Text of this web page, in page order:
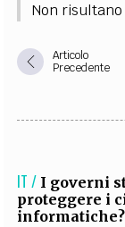
Non
Articolo
Precedente
IT / I governi
proteggere i
informatiche?